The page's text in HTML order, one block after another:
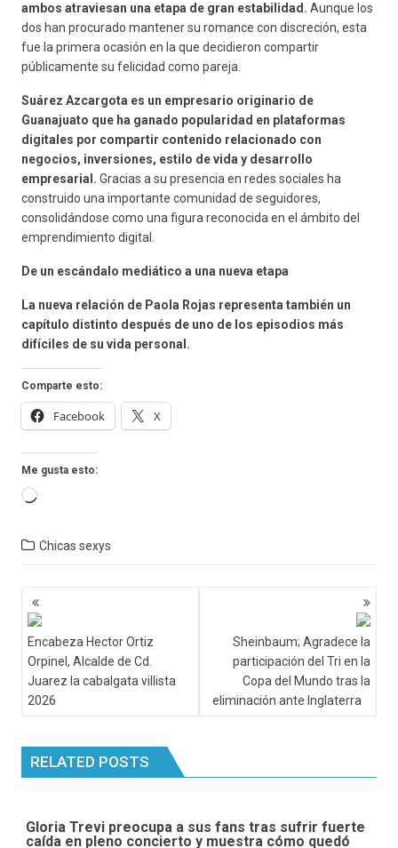
ambos atraviesan una etapa de gran estabilidad. Aunque los
dos han procurado mantener su romance con discreción, esta
fue la primera ocasión en la que decidieron compartir
públicamente su felicidad como pareja.
Suárez Azcargota es un empresario originario de
Guanajuato que ha ganado popularidad en plataformas
digitales por compartir contenido relacionado con
negocios, inversiones, estilo de vida y desarrollo
empresarial. Gracias a su presencia en redes sociales ha
construido una importante comunidad de seguidores,
consolidándose como una figura reconocida en el ámbito del
emprendimiento digital.
De un escándalo mediático a una nueva etapa
La nueva relación de Paola Rojas representa también un
capítulo distinto después de uno de los episodios más
difíciles de su vida personal.
Comparte esto:
Facebook X
Me gusta esto:
Cargando...
Chicas sexys
Navegación
de
entradas
Encabeza Hector Ortiz
Orpinel, Alcalde de Cd.
Juarez la cabalgata villista
2026
Sheinbaum; Agradece la
participación del Tri en la
Copa del Mundo tras la
eliminación ante Inglaterra
RELATED POSTS
Gloria Trevi preocupa a sus fans tras sufrir fuerte
caída en pleno concierto y muestra cómo quedó